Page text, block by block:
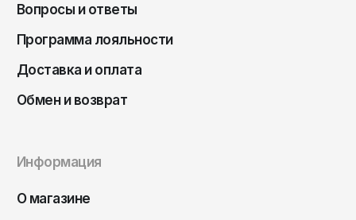
Вопросы и ответы
Программа лояльности
Доставка и оплата
Обмен и возврат
Информация
О магазине